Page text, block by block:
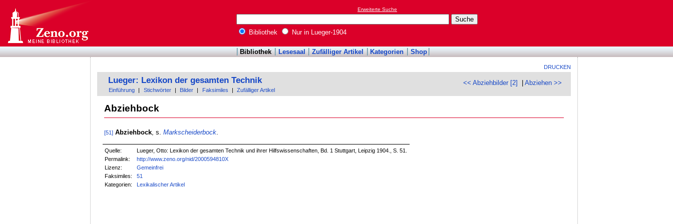
Erweiterte Suche
Bibliothek Nur in Lueger-1904
Bibliothek Lesesaal Zufälliger Artikel Kategorien Shop
DRUCKEN
<< Abziehbilder [2] |Abziehen >>
Lueger: Lexikon der gesamten Technik
Einführung Stichwörter Bilder Faksimiles Zufälliger Artikel
Abziehbock
[51] Abziehbock, s. Markscheiderbock.
Quelle:
Lueger, Otto: Lexikon der gesamten Technik und ihrer Hilfswissenschaften, Bd. 1 Stuttgart, Leipzig 1904., S. 51.
Permalink:
http://www.zeno.org/nid/2000594810X
Lizenz:
Gemeinfrei
Faksimiles:
51
Kategorien:
Lexikalischer Artikel